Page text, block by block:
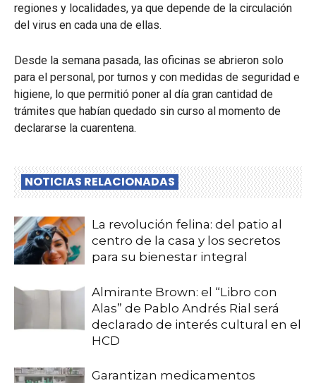
regiones y localidades, ya que depende de la circulación
del virus en cada una de ellas.
Desde la semana pasada, las oficinas se abrieron solo
para el personal, por turnos y con medidas de seguridad e
higiene, lo que permitió poner al día gran cantidad de
trámites que habían quedado sin curso al momento de
declararse la cuarentena.
NOTICIAS RELACIONADAS
La revolución felina: del patio al
centro de la casa y los secretos
para su bienestar integral
Almirante Brown: el “Libro con
Alas” de Pablo Andrés Rial será
declarado de interés cultural en el
HCD
Garantizan medicamentos